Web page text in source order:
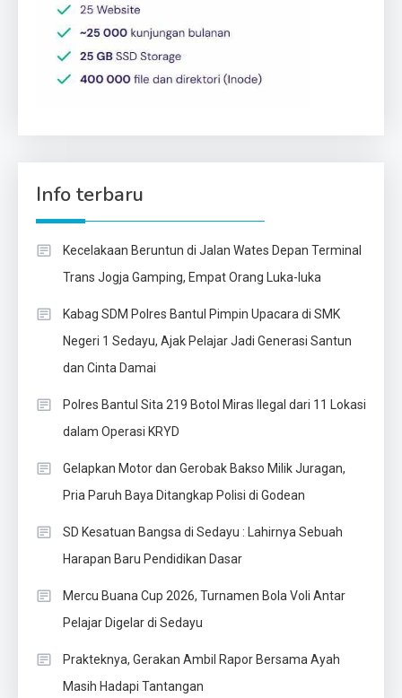
Info terbaru
Kecelakaan Beruntun di Jalan Wates Depan Terminal
Trans Jogja Gamping, Empat Orang Luka-luka
Kabag SDM Polres Bantul Pimpin Upacara di SMK
Negeri 1 Sedayu, Ajak Pelajar Jadi Generasi Santun
dan Cinta Damai
Polres Bantul Sita 219 Botol Miras Ilegal dari 11 Lokasi
dalam Operasi KRYD
Gelapkan Motor dan Gerobak Bakso Milik Juragan,
Pria Paruh Baya Ditangkap Polisi di Godean
SD Kesatuan Bangsa di Sedayu : Lahirnya Sebuah
Harapan Baru Pendidikan Dasar
Mercu Buana Cup 2026, Turnamen Bola Voli Antar
Pelajar Digelar di Sedayu
Prakteknya, Gerakan Ambil Rapor Bersama Ayah
Masih Hadapi Tantangan